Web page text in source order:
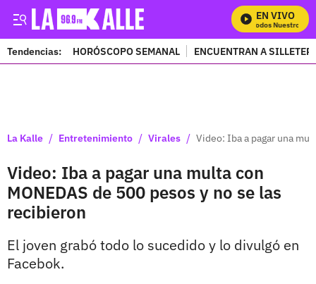
EN VIVO
Mira Todos Nuestros
Tendencias: HORÓSCOPO SEMANAL ENCUENTRAN A
La Kalle / Entretenimiento / Virales / Video: Iba a pagar una
Video: Iba a pagar una multa con
MONEDAS de 500 pesos y no se las
recibieron
El joven grabó todo lo sucedido y lo divulgó en
Facebok.